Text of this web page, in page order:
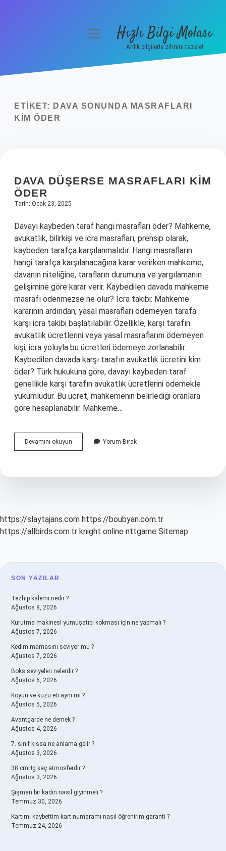
Yasal Uyarı
menüyüHızlı Bilgi Molası
Anlık bilgilerle zihnini tazele!
ETIKET:
DAVA SONUNDA MASRAFLARI
KIM ÖDER
DAVA DÜŞERSE MASRAFLARI KIM
ÖDER
Tarih: Ocak 23, 2025
Davayı kaybeden taraf hangi masrafları öder? Mahkeme,
avukatlık, bilirkişi ve icra masrafları, prensip olarak,
kaybeden tarafça karşılanmalıdır. Hangi masrafların
hangi tarafça karşılanacağına karar verirken mahkeme,
davanın niteliğine, tarafların durumuna ve yargılamanın
gelişimine göre karar verir. Kaybedilen davada mahkeme
masrafı ödenmezse ne olur? İcra takibi: Mahkeme
kararının ardından, yasal masrafları ödemeyen tarafa
karşı icra takibi başlatılabilir. Özellikle, karşı tarafın
avukatlık ücretlerini veya yasal masraflarını ödemeyen
kişi, icra yoluyla bu ücretleri ödemeye zorlanabilir.
Kaybedilen davada karşı tarafın avukatlık ücretini kim
öder? Türk hukukuna göre, davayı kaybeden taraf
genellikle karşı tarafın avukatlık ücretlerini ödemekle
yükümlüdür. Bu ücret, mahkemenin belirlediği oranlara
göre hesaplanabilir. Mahkeme…
Devamını okuyun
Düşerse
Öder
Yorum Bırak
https://slaytajans.com https://boubyan.com.tr
https://allbirds.com.tr knight online nttgame Sitemap
SIDEBAR
SON YAZILAR
Tezhip kalemi nedir ?
Ağustos 8, 2026
Kurutma makinesi yumuşatıcı kokması için ne yapmalı ?
Ağustos 7, 2026
Kedim mamasını seviyor mu ?
Ağustos 7, 2026
Boks seviyeleri nelerdir ?
Ağustos 6, 2026
Koyun ve kuzu eti aynı mı ?
Ağustos 5, 2026
Avantgarde ne demek ?
Ağustos 4, 2026
7. sınıf kıssa ne anlama gelir ?
Ağustos 3, 2026
38 cmHg kaç atmosferdir ?
Ağustos 3, 2026
Şişman bir kadın nasıl giyinmeli ?
Temmuz 30, 2026
Kartımı kaybettim kart numaramı nasıl öğrenirim garanti ?
Temmuz 24, 2026